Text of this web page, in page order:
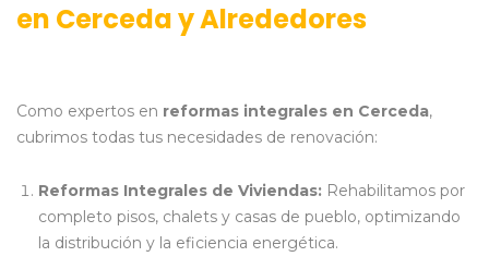
en Cerceda y Alrededores
Como expertos en reformas integrales en Cerceda,
cubrimos todas tus necesidades de renovación:
Reformas Integrales de Viviendas: Rehabilitamos por
completo pisos, chalets y casas de pueblo, optimizando
la distribución y la eficiencia energética.